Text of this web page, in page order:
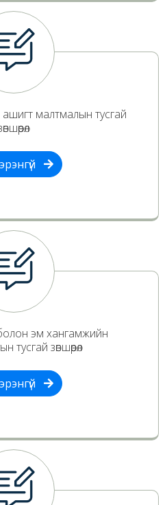
малтмалын тусгай
эм хангамжийн
тусгай зөвшөөрөл